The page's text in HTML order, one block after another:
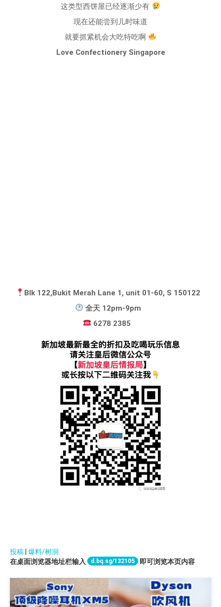
这类型西饼屋已经逐渐少有
现在还能尝到儿时味道
就要抓紧机会大吃特吃啊
Love Confectionery Singapore
Blk 122,Bukit Merah Lane 1, unit 01-60, S 150122⠀
全天 12pm-9pm⠀
6278 2385 ⠀
投稿 爆料/树洞
在桌面浏览器地址栏输入
d.bq.sg/132105 即可浏览本页内容